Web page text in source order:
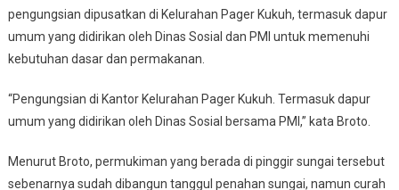
pengungsian dipusatkan di Kelurahan Pager Kukuh, termasuk dapur
umum yang didirikan oleh Dinas Sosial dan PMI untuk memenuhi
kebutuhan dasar dan permakanan.
“Pengungsian di Kantor Kelurahan Pager Kukuh. Termasuk dapur
umum yang didirikan oleh Dinas Sosial bersama PMI,” kata Broto.
Menurut Broto, permukiman yang berada di pinggir sungai tersebut
sebenarnya sudah dibangun tanggul penahan sungai, namun curah